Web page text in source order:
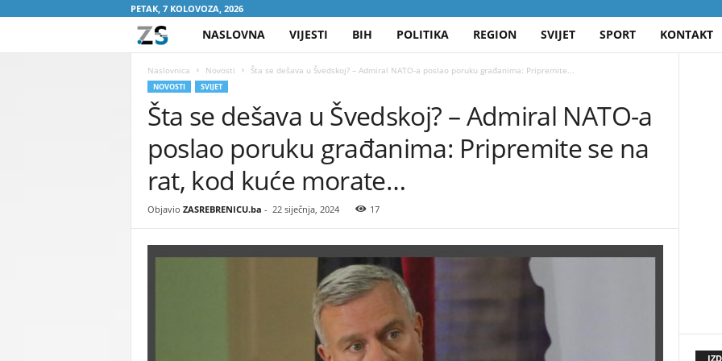
PETAK, 7 KOLOVOZA, 2026
A
R
B
R
NASLOVNA VIJESTI BIH POLITIKA REGION SVIJET SPORT KONTAKT
Naslovnica Novosti Šta se dešava u Švedskoj? – Admiral NATO-a poslao poruku građanima: Pripremite...
NOVOSTI SVIJET
Šta se dešava u Švedskoj? – Admiral NATO-a
poslao poruku građanima: Pripremite se na
rat, kod kuće morate…
Objavio ZASREBRENICU.ba - 22 siječnja, 2024 17